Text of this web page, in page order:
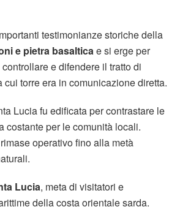
testimonianze storiche della
e pietra basalticae si erge per
e difendere il tratto di
cui torre era in comunicazione diretta.
Lucia fu edificata per contrastare le
costante per le comunità locali.
operativo fino alla metà
Lucia, meta di visitatori e
della costa orientale sarda.